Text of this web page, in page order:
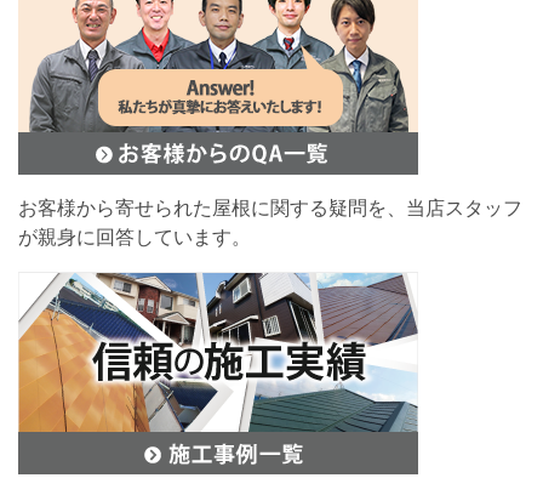
お客様から寄せられた屋根に関する疑問を、当店スタッフ
が親身に回答しています。